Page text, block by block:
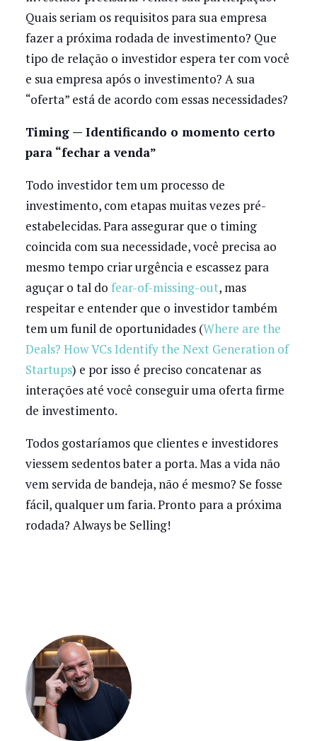
Quais seriam os requisitos para sua empresa
fazer a próxima rodada de investimento? Que
tipo de relação o investidor espera ter com você
e sua empresa após o investimento? A sua
“oferta” está de acordo com essas necessidades?
Timing — Identificando o momento certo
para “fechar a venda”
Todo investidor tem um processo de
investimento, com etapas muitas vezes pré-
estabelecidas. Para assegurar que o timing
coincida com sua necessidade, você precisa ao
mesmo tempo criar urgência e escassez para
aguçar o tal do fear-of-missing-out, mas
respeitar e entender que o investidor também
tem um funil de oportunidades (Where are the
Deals? How VCs Identify the Next Generation of
Startups) e por isso é preciso concatenar as
interações até você conseguir uma oferta firme
de investimento.
Todos gostaríamos que clientes e investidores
viessem sedentos bater a porta. Mas a vida não
vem servida de bandeja, não é mesmo? Se fosse
fácil, qualquer um faria. Pronto para a próxima
rodada? Always be Selling!